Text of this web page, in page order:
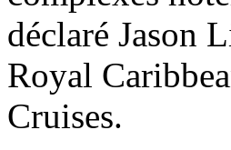
déclaré Jason
Royal
Cruises.